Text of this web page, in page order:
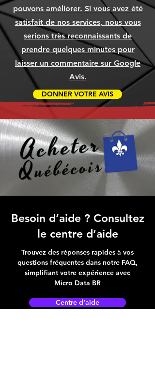
Ajouter au panier
Ajouter au panier
Ajouter au panier
Ajouter au panier
Ajouter au panier
Ajouter au panier
Ajouter au panier
Ajouter au panier
Ajouter au panier
pouvons améliorer. Si vous avez été
satisfait de nos services, nous vous
serions très reconnaissants de
prendre quelques minutes pour
laisser un commentaire sur Google
Avis.
DONNER VOTRE AVIS
Besoin d’aide ? Consultez
le centre d’aide
Trouvez des réponses rapides à vos
questions fréquentes dans notre FAQ,
simplifiant votre expérience avec
Micro Data BR
Centre d’aide